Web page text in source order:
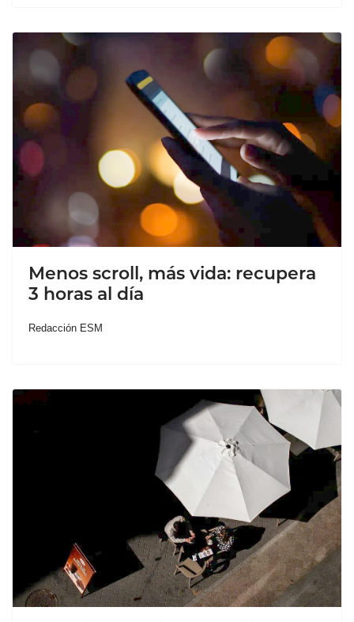
Menos scroll, más vida: recupera
3 horas al día
Redacción ESM